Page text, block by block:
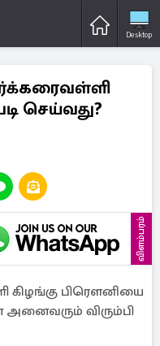
Desktop
செய்வது?
விளம்பரம்
கிழங்கு பிரௌனியை
விரும்பி